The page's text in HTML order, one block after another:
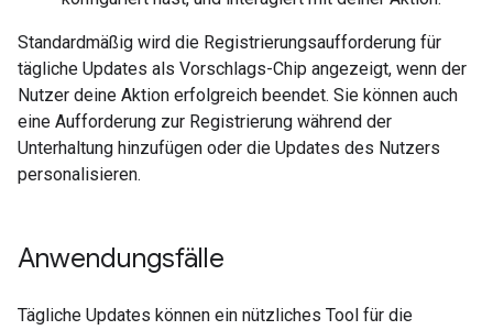
Standardmäßig wird die Registrierungsaufforderung für
tägliche Updates als Vorschlags-Chip angezeigt, wenn der
Nutzer deine Aktion erfolgreich beendet. Sie können auch
eine Aufforderung zur Registrierung während der
Unterhaltung hinzufügen oder die Updates des Nutzers
personalisieren.
Anwendungsfälle
Tägliche Updates können ein nützliches Tool für die